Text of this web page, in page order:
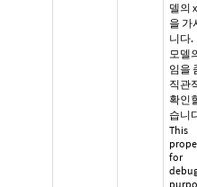
델의
을 가
니다.
모델
임을
직관
확인
습니
This
for